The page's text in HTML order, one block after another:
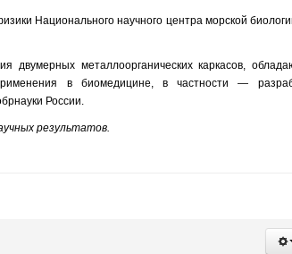
Национального научного центра морской
двумерных металлоорганических каркасов,
в биомедицине, в частности —
России.
результатов.